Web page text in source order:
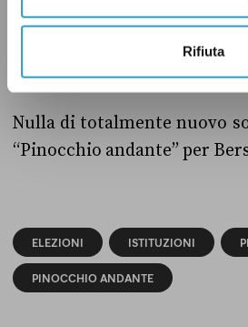
Rifiuta
decisone del Garante che
a nuove modalità di utilizzo
Nulla di totalmente nuovo
“Pinocchio andante” per
ELEZIONI ISTITUZIONI
PINOCCHIO ANDANTE